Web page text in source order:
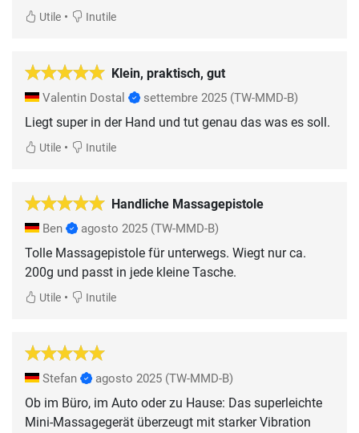
Utile • Inutile
Klein, praktisch, gut
Valentin Dostal settembre 2025 (TW-MMD-B)
Liegt super in der Hand und tut genau das was es soll.
Utile • Inutile
Handliche Massagepistole
Ben agosto 2025 (TW-MMD-B)
Tolle Massagepistole für unterwegs. Wiegt nur ca.
200g und passt in jede kleine Tasche.
Utile • Inutile
Stefan agosto 2025 (TW-MMD-B)
Ob im Büro, im Auto oder zu Hause: Das superleichte
Mini-Massagegerät überzeugt mit starker Vibration